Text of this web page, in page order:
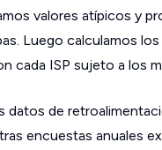
valores atípicos y
Luego calculamos
cada ISP sujeto a los
datos de
encuestas anuales